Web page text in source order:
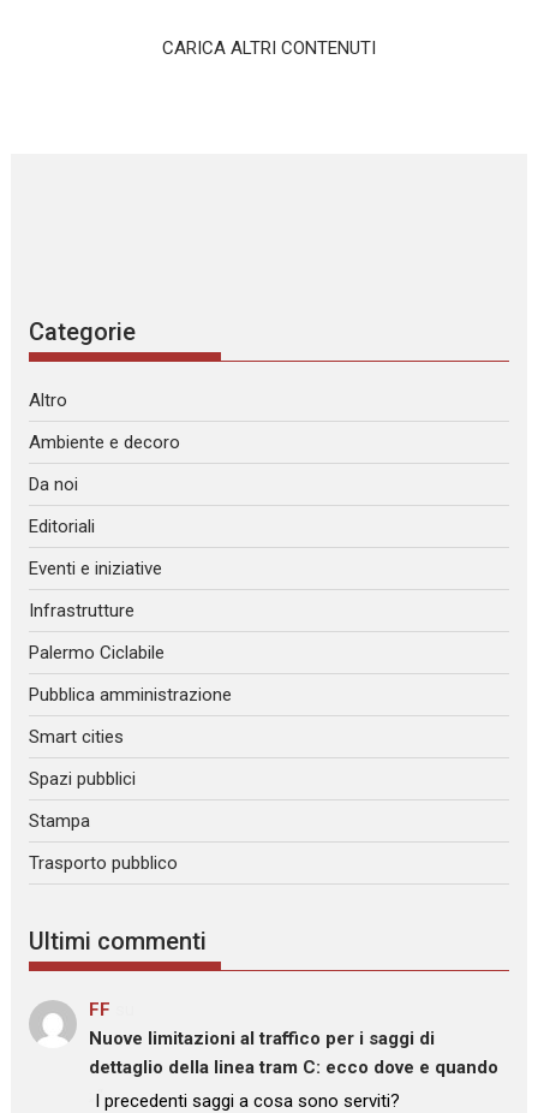
CARICA ALTRI CONTENUTI
Categorie
Altro
Ambiente e decoro
Da noi
Editoriali
Eventi e iniziative
Infrastrutture
Palermo Ciclabile
Pubblica amministrazione
Smart cities
Spazi pubblici
Stampa
Trasporto pubblico
Ultimi commenti
FF
Nuove limitazioni al traffico per i saggi di
dettaglio della linea tram C: ecco dove e quando
: “I precedenti saggi a cosa sono serviti?